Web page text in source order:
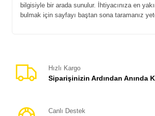
bilgisiyle bir arada sunulur. İhtiyacınıza en
bulmak için sayfayı baştan sona taramanız
Hızlı Kargo
Siparişinizin Ardından Anında
Canlı Destek